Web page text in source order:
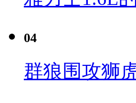
04
群狼围攻狮